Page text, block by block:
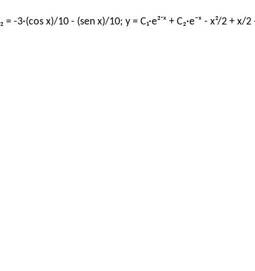
₂ = -3·(cos x)/10 - (sen x)/10; y = C₁·e²˙ˣ + C₂·e⁻ˣ - x²/2 +